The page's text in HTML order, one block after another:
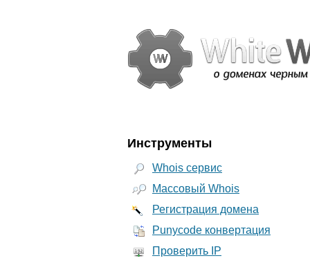
Инструменты
Whois сервис
Массовый Whois
Регистрация домена
Punycode конвертация
Проверить IP